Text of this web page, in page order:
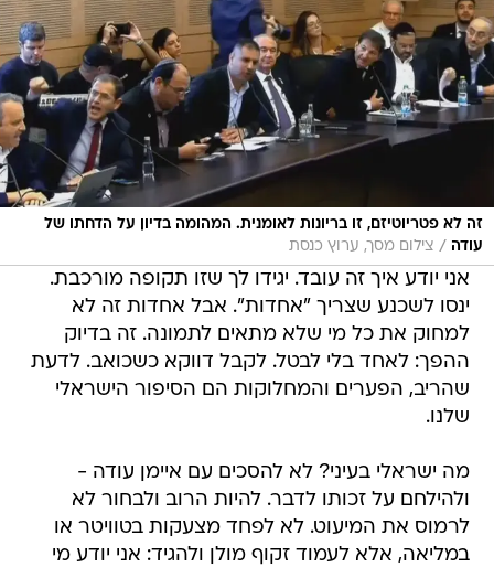
זה לא פטריוטיזם, זו בריונות לאומנית. המהומה בדיון על הדחתו של
עודה / צילום מסך, ערוץ כנסת
אני יודע איך זה עובד. יגידו לך שזו תקופה מורכבת.
ינסו לשכנע שצריך "אחדות". אבל אחדות זה לא
למחוק את כל מי שלא מתאים לתמונה. זה בדיוק
ההפך: לאחד בלי לבטל. לקבל דווקא כשכואב. לדעת
שהריב, הפערים והמחלוקות הם הסיפור הישראלי
שלנו.
מה ישראלי בעיני? לא להסכים עם איימן עודה -
ולהילחם על זכותו לדבר. להיות הרוב ולבחור לא
לרמוס את המיעוט. לא לפחד מצעקות בטוויטר או
במליאה, אלא לעמוד זקוף מולן ולהגיד: אני יודע מי